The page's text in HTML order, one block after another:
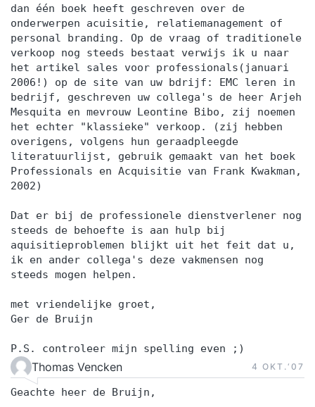
dan één boek heeft geschreven over de
onderwerpen acuisitie, relatiemanagement of
personal branding. Op de vraag of traditionele
verkoop nog steeds bestaat verwijs ik u naar
het artikel sales voor professionals(januari
2006!) op de site van uw bdrijf: EMC leren in
bedrijf, geschreven uw collega's de heer Arjeh
Mesquita en mevrouw Leontine Bibo, zij noemen
het echter "klassieke" verkoop. (zij hebben
overigens, volgens hun geraadpleegde
literatuurlijst, gebruik gemaakt van het boek
Professionals en Acquisitie van Frank Kwakman,
2002)
Dat er bij de professionele dienstverlener nog
steeds de behoefte is aan hulp bij
aquisitieproblemen blijkt uit het feit dat u,
ik en ander collega's deze vakmensen nog
steeds mogen helpen.
met vriendelijke groet,
Ger de Bruijn
P.S. controleer mijn spelling even ;)
Thomas Vencken 4 OKT.‘07
Geachte heer de Bruijn,